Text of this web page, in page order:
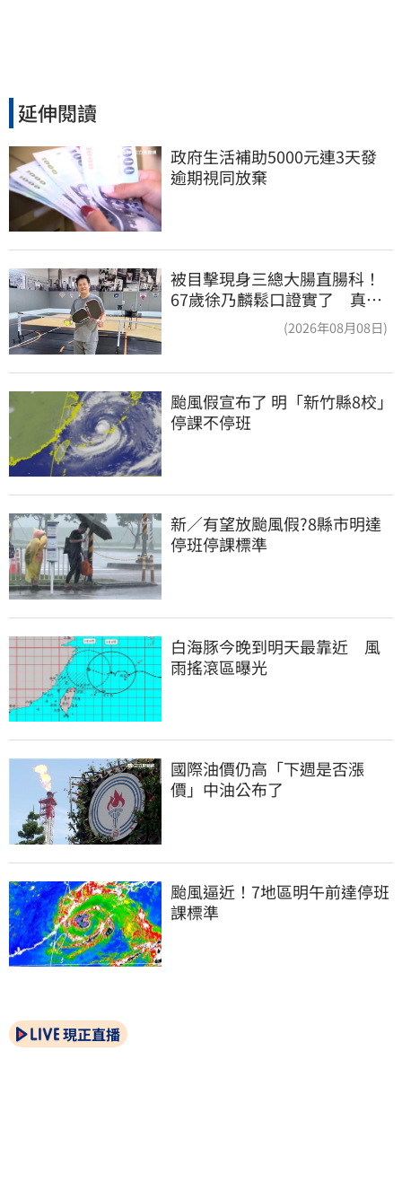
延伸閱讀
政府生活補助5000元連3天發
逾期視同放棄
被目擊現身三總大腸直腸科！
67歲徐乃麟鬆口證實了 真實
(2026年08月08日)
颱風假宣布了 明「新竹縣8校」
停課不停班
新／有望放颱風假?8縣市明達
停班停課標準
白海豚今晚到明天最靠近　風
雨搖滾區曝光
國際油價仍高「下週是否漲
價」中油公布了
颱風逼近！7地區明午前達停班
課標準
現正直播